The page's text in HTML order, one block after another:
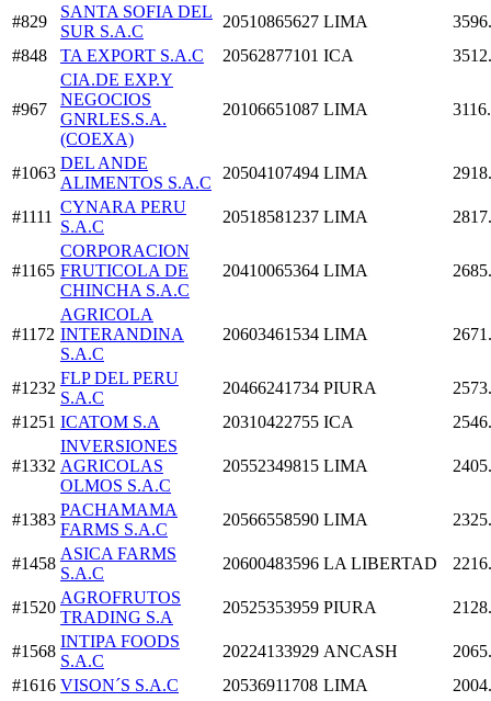
#829
SANTA SOFIA DEL
SUR S.A.C
20510865627 LIMA
#848
TA EXPORT S.A.C 20562877101 ICA
#967
CIA.DE EXP.Y
NEGOCIOS
GNRLES.S.A.
(COEXA)
20106651087 LIMA
#1063
DEL ANDE
ALIMENTOS S.A.C
20504107494 LIMA
#1111
CYNARA PERU
S.A.C
20518581237 LIMA
#1165
CORPORACION
FRUTICOLA DE
CHINCHA S.A.C
20410065364 LIMA
#1172
AGRICOLA
INTERANDINA
S.A.C
20603461534 LIMA
#1232
FLP DEL PERU
S.A.C
20466241734 PIURA
#1251 ICATOM S.A 20310422755 ICA
#1332
INVERSIONES
AGRICOLAS
OLMOS S.A.C
20552349815 LIMA
#1383
PACHAMAMA
FARMS S.A.C
20566558590 LIMA
#1458
ASICA FARMS
S.A.C
20600483596 LA LIBERTAD
#1520
AGROFRUTOS
TRADING S.A
20525353959 PIURA
#1568
INTIPA FOODS
S.A.C
20224133929 ANCASH
#1616 VISON´S S.A.C 20536911708 LIMA